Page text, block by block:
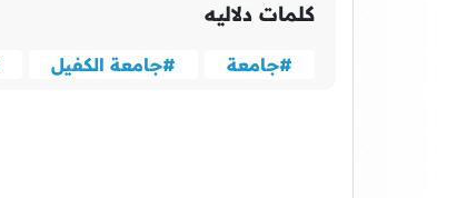
كلمات دلاليه
#جامعة #جامعة الكفيل